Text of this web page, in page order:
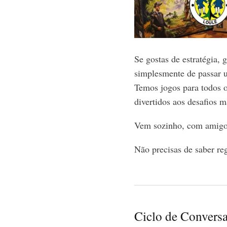
Se gostas de estratégia,
simplesmente de passar
Temos jogos para todos
divertidos aos desafios
Vem sozinho, com
Não precisas de saber
Ciclo de